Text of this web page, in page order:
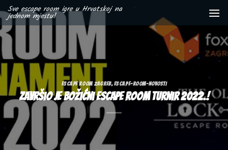
Skip
to
content
Sve escape room igre u Hrvatskoj na
jednom mjestu!
ESCAPE ROOM ZAGREB,ESCAPE-ROOM-NOVOSTI
Završio je Božićni escape room turnir 2022.!